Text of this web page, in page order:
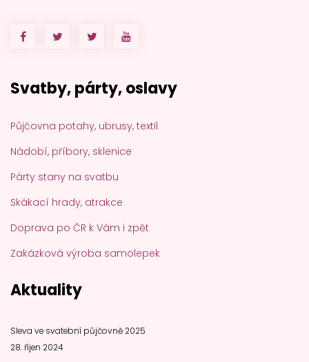
Svatby, párty, oslavy
Půjčovna potahy, ubrusy, textil
Nádobí, příbory, sklenice
Párty stany na svatbu
Skákací hrady, atrakce
Doprava po ČR k Vám i zpět
Zakázková výroba samolepek
Aktuality
Sleva ve svatební půjčovně 2025
28. říjen 2024